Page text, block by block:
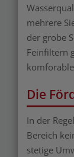
mehrere
der grobe
Feinfiltern
Die
In der
Bereich
stetige